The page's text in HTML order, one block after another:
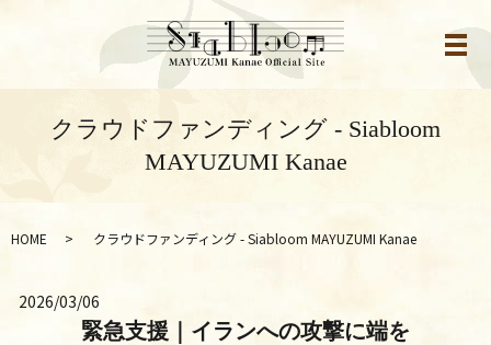
メ
クラウドファンディング - Siabloom
MAYUZUMI Kanae
HOME クラウドファンディング - Siabloom MAYUZUMI Kanae
2026/03/06
緊急支援｜イランへの攻撃に端を